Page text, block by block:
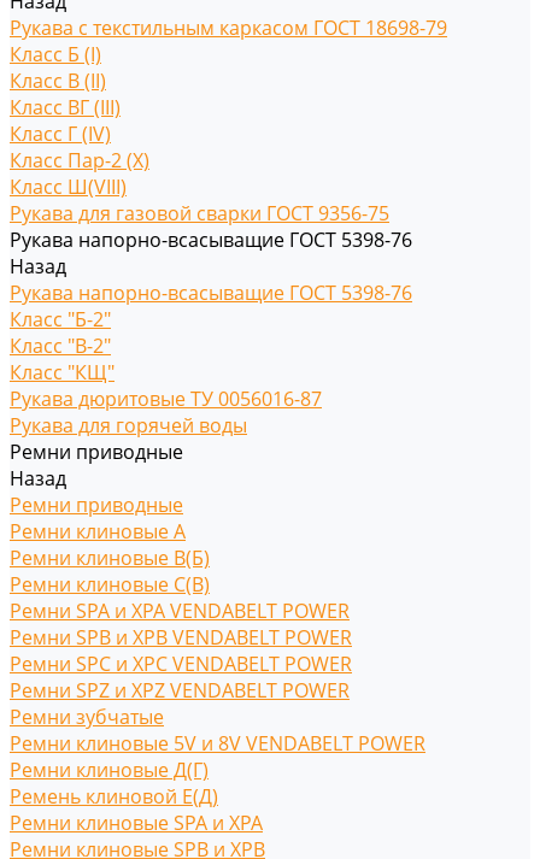
Рукава с текстильным каркасом ГОСТ 18698-79
Класс Б (I)
Класс В (II)
Класс ВГ (III)
Класс Г (IV)
Класс Пар-2 (X)
Класс Ш(VIII)
Рукава для газовой сварки ГОСТ 9356-75
Рукава напорно-всасыващие ГОСТ 5398-76
Назад
Рукава напорно-всасыващие ГОСТ 5398-76
Класс "Б-2"
Класс "В-2"
Класс "КЩ"
Рукава дюритовые ТУ 0056016-87
Рукава для горячей воды
Ремни приводные
Назад
Ремни приводные
Ремни клиновые A
Ремни клиновые В(Б)
Ремни клиновые С(B)
Ремни SPA и XPA VENDABELT POWER
Ремни SPB и XPB VENDABELT POWER
Ремни SPC и XPC VENDABELT POWER
Ремни SPZ и XPZ VENDABELT POWER
Ремни зубчатые
Ремни клиновые 5V и 8V VENDABELT POWER
Ремни клиновые Д(Г)
Ремень клиновой Е(Д)
Ремни клиновые SPA и XPA
Ремни клиновые SPB и XPB